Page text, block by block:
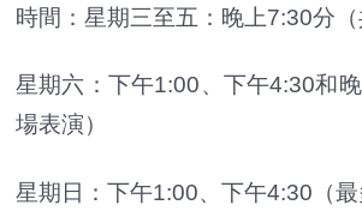
時間：星期三至五：晚上7:30分（
星期六：下午1:00、下午4:30和
場表演）
星期日：下午1:00、下午4:30（最